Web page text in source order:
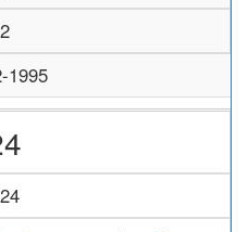
2
1995